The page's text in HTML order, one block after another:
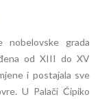
nobelovske grada
od XIII do XV
i postajala sve
U Palači Ćipiko